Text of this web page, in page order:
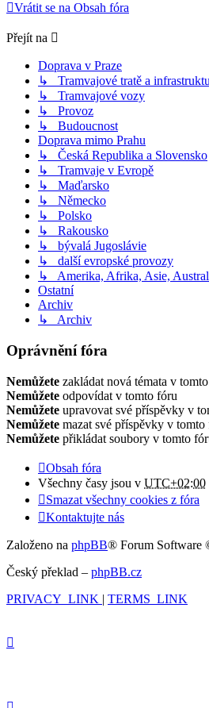
Vrátit se na Obsah fóra
Přejít na
Doprava v Praze
↳ Tramvajové tratě a
↳ Tramvajové vozy
↳ Provoz
↳ Budoucnost
Doprava mimo Prahu
↳ Česká Republika a Slovensko
↳ Tramvaje v Evropě
↳ Maďarsko
↳ Německo
↳ Polsko
↳ Rakousko
↳ bývalá Jugoslávie
↳ další evropské provozy
↳ Amerika, Afrika, Asie,
Ostatní
Archiv
↳ Archiv
Oprávnění fóra
Nemůžete zakládat nová témata v
Nemůžete odpovídat v tomto fóru
Nemůžete upravovat své příspěvky v
Nemůžete mazat své příspěvky v tomto
Nemůžete přikládat soubory v tomto
Obsah fóra
Všechny časy jsou v UTC+02:00
Smazat všechny cookies z fóra
Kontaktujte nás
Založeno na phpBB® Forum Software
Český překlad – phpBB.cz
PRIVACY_LINK | TERMS_LINK